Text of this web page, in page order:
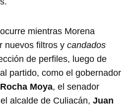
mientras Morena
nuevos filtros ycandados
de perfiles, luego de
partido, como el gobernador
Moya, el senador
alcalde de Culiacán,Juan